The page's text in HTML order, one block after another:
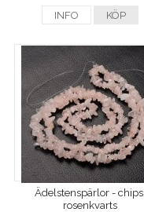
INFO KÖP
Ädelstenspärlor - chips,
rosenkvarts